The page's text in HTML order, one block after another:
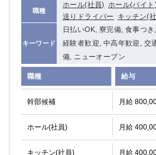
職種
ホール(社員) ホール(バイト
送りドライバー
キッチン(
キーワード
日払いOK, 寮完備, 食事つ
経験者歓迎, 中高年歓迎, 交
備, ニューオープン
職種 給与
幹部候補 月給
ホール(社員) 月給
キッチン(社員) 月給
ひばりヶ丘（北口）
学芸大学
吉祥寺（南口／公園口） 小作・羽
自由が丘
吉祥寺（
下北沢・経堂
金町（北
成増駅徒歩3分の好立地！①JR埼京
①歌舞伎町 ②新宿 ③西部新宿
①銀座 ②新橋
錦糸町(南
蒲田(西口)
清瀬（南